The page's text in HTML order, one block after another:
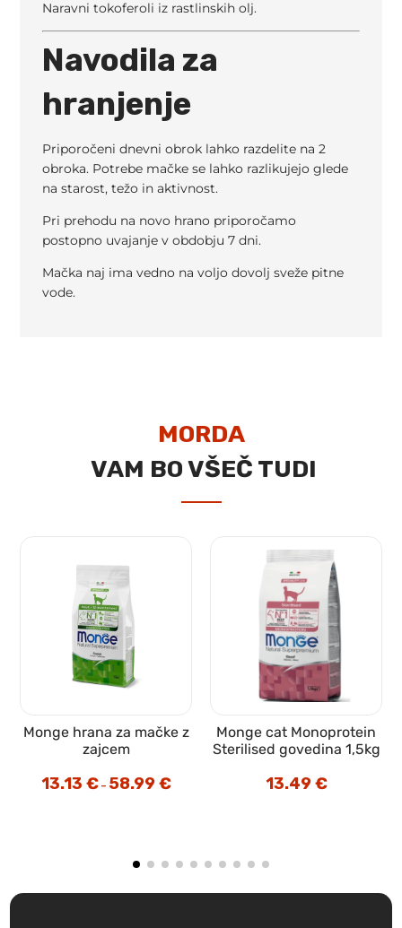
Naravni tokoferoli iz rastlinskih olj.
Navodila za
hranjenje
Priporočeni dnevni obrok lahko razdelite na 2
obroka. Potrebe mačke se lahko razlikujejo glede
na starost, težo in aktivnost.
Pri prehodu na novo hrano priporočamo
postopno uvajanje v obdobju 7 dni.
Mačka naj ima vedno na voljo dovolj sveže pitne
vode.
MORDA
VAM BO VŠEČ TUDI
Monge hrana za mačke z
zajcem
13.13 € – 58.99€Cenovni
razpon:
Monge cat Monoprotein
Sterilised govedina 1,5kg
13.49€